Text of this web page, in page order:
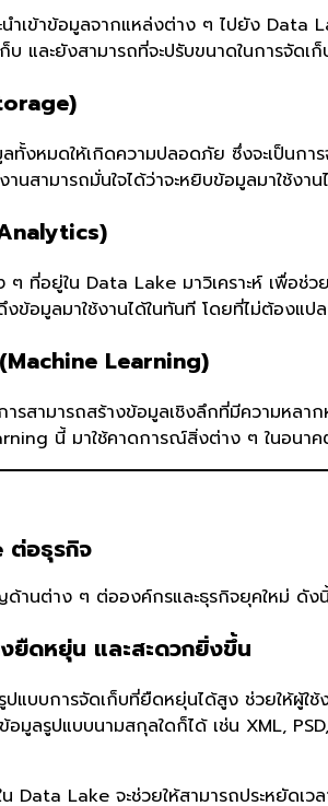
นำเข้าข้อมูลจากแหล่งต่าง ๆ ไปยัง
และยังสามารถที่จะปรับขนาดในการจัดเ
ลทั้งหมดให้เกิดความปลอดภัย ซึ่งจะเป็น
นสามารถมั่นใจได้ว่าจะหยิบข้อมูลมาใช้งาน
ๆ ที่อยู่ใน Data Lake มาวิเคราะห์ เพื่อ
งข้อมูลมาใช้งานได้ในทันที โดยที่ไม่ต้องแ
Learning)
สามารถสร้างข้อมูลเชิงลึกที่มีความหลา
นี้ มาใช้คาดการณ์สิ่งต่าง ๆ ในอนา
ต่อธุรกิจ
านต่าง ๆ ต่อองค์กรและธุรกิจยุคใหม่ ดัง
ยืดหยุ่น และสะดวกยิ่งขึ้น
แบบการจัดเก็บที่ยืดหยุ่นได้สูง ช่วยให้ผู้ใ
มูลรูปแบบนามสกุลใดก็ได้ เช่น XML,
Data Lake จะช่วยให้สามารถประหยัดเ